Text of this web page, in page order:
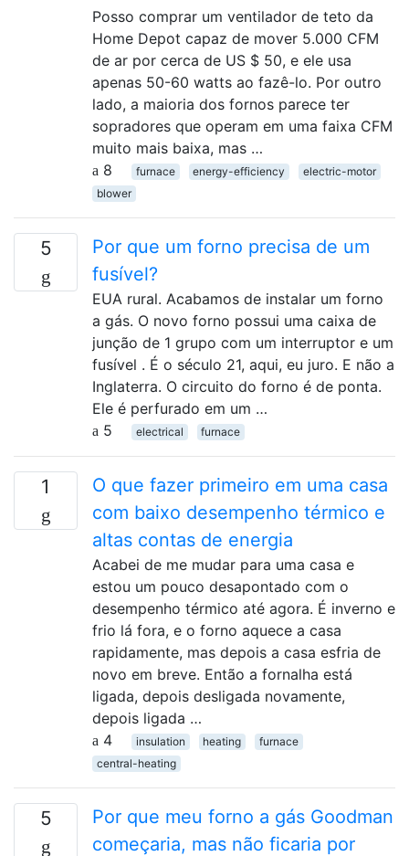
Posso comprar um ventilador de teto da
Home Depot capaz de mover 5.000 CFM
de ar por cerca de US $ 50, e ele usa
apenas 50-60 watts ao fazê-lo. Por outro
lado, a maioria dos fornos parece ter
sopradores que operam em uma faixa CFM
muito mais baixa, mas …
8
furnace energy-efficiency
electric-motor
blower
5
Por que um forno precisa de um
fusível?
EUA rural. Acabamos de instalar um forno
a gás. O novo forno possui uma caixa de
junção de 1 grupo com um interruptor e um
fusível . É o século 21, aqui, eu juro. E não a
Inglaterra. O circuito do forno é de ponta.
Ele é perfurado em um …
5
electrical furnace
1
O que fazer primeiro em uma casa
com baixo desempenho térmico e
altas contas de energia
Acabei de me mudar para uma casa e
estou um pouco desapontado com o
desempenho térmico até agora. É inverno e
frio lá fora, e o forno aquece a casa
rapidamente, mas depois a casa esfria de
novo em breve. Então a fornalha está
ligada, depois desligada novamente,
depois ligada …
4
insulation heating
furnace
central-heating
5
Por que meu forno a gás Goodman
começaria, mas não ficaria por